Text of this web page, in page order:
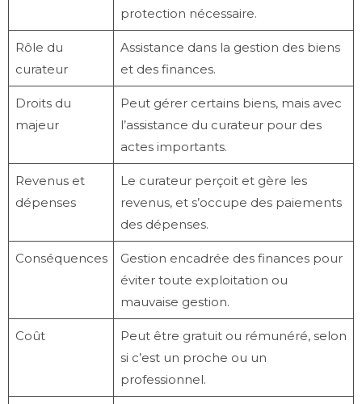
protection nécessaire.
Rôle du
curateur
Assistance dans la gestion des biens
et des finances.
Droits du
majeur
Peut gérer certains biens, mais avec
l’assistance du curateur pour des
actes importants.
Revenus et
dépenses
Le curateur perçoit et gère les
revenus, et s’occupe des paiements
des dépenses.
Conséquences
Gestion encadrée des finances pour
éviter toute exploitation ou
mauvaise gestion.
Coût
Peut être gratuit ou rémunéré, selon
si c’est un proche ou un
professionnel.